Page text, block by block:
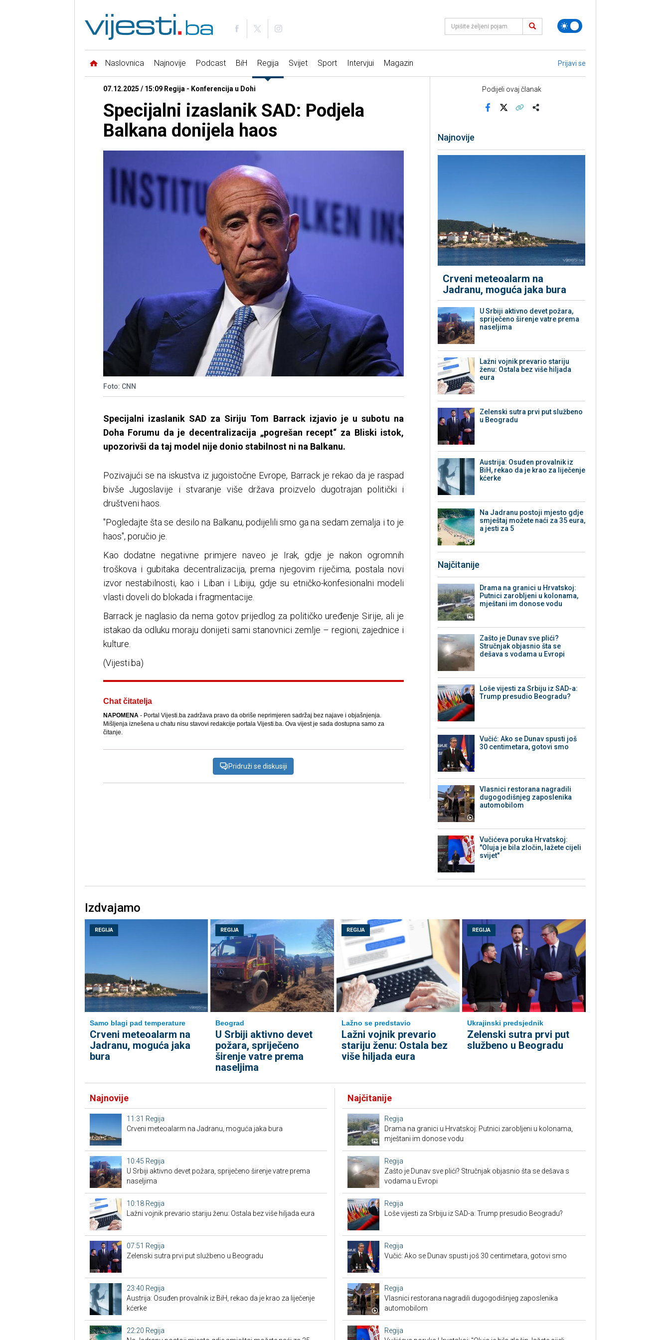
Naslovnica Najnovije Podcast BiH Regija Svijet Sport Intervjui Magazin Prijavi se
07.12.2025 / 15:09 Regija - Konferencija u Dohi
Specijalni izaslanik SAD: Podjela
Balkana donijela haos
Foto: CNN
Specijalni izaslanik SAD za Siriju Tom Barrack izjavio je u subotu na
Doha Forumu da je decentralizacija „pogrešan recept“ za Bliski istok,
upozorivši da taj model nije donio stabilnost ni na Balkanu.
Pozivajući se na iskustva iz jugoistočne Evrope, Barrack je rekao da je raspad
bivše Jugoslavije i stvaranje više država proizvelo dugotrajan politički i
društveni haos.
"Pogledajte šta se desilo na Balkanu, podijelili smo ga na sedam zemalja i to je
haos", poručio je.
Kao dodatne negativne primjere naveo je Irak, gdje je nakon ogromnih
troškova i gubitaka decentralizacija, prema njegovim riječima, postala novi
izvor nestabilnosti, kao i Liban i Libiju, gdje su etničko-konfesionalni modeli
vlasti doveli do blokada i fragmentacije.
Barrack je naglasio da nema gotov prijedlog za političko uređenje Sirije, ali je
istakao da odluku moraju donijeti sami stanovnici zemlje – regioni, zajednice i
kulture.
(Vijesti.ba)
Chat čitatelja
NAPOMENA- Portal Vijesti.ba zadržava pravo da obriše neprimjeren sadržaj bez najave i objašnjenja.
Mišljenja iznešena u chatu nisu stavovi redakcije portala Vijesti.ba. Ova vijest je sada dostupna samo za
čitanje.
Pridruži se diskusiji
Podijeli ovaj članak
Najnovije
Crveni meteoalarm na
Jadranu, moguća jaka bura
U Srbiji aktivno devet požara,
spriječeno širenje vatre prema
naseljima
Lažni vojnik prevario stariju
ženu: Ostala bez više hiljada
eura
Zelenski sutra prvi put službeno
u Beogradu
Austrija: Osuđen provalnik iz
BiH, rekao da je krao za liječenje
kćerke
Na Jadranu postoji mjesto gdje
smještaj možete naći za 35 eura,
a jesti za 5
Najčitanije
Drama na granici u Hrvatskoj:
Putnici zarobljeni u kolonama,
mještani im donose vodu
Zašto je Dunav sve plići?
Stručnjak objasnio šta se
dešava s vodama u Evropi
Loše vijesti za Srbiju iz SAD-a:
Trump presudio Beogradu?
Vučić: Ako se Dunav spusti još
30 centimetara, gotovi smo
Vlasnici restorana nagradili
dugogodišnjeg zaposlenika
automobilom
Vučićeva poruka Hrvatskoj:
"Oluja je bila zločin, lažete cijeli
svijet"
Izdvajamo
REGIJA
Samo blagi pad temperature
Crveni meteoalarm na
Jadranu, moguća jaka
bura
REGIJA
Beograd
U Srbiji aktivno devet
požara, spriječeno
širenje vatre prema
naseljima
REGIJA
Lažno se predstavio
Lažni vojnik prevario
stariju ženu: Ostala bez
više hiljada eura
REGIJA
Ukrajinski predsjednik
Zelenski sutra prvi put
službeno u Beogradu
Najnovije
11:31 Regija
Crveni meteoalarm na Jadranu, moguća jaka bura
10:45 Regija
U Srbiji aktivno devet požara, spriječeno širenje vatre prema
naseljima
10:18 Regija
Lažni vojnik prevario stariju ženu: Ostala bez više hiljada eura
07:51 Regija
Zelenski sutra prvi put službeno u Beogradu
23:40 Regija
Austrija: Osuđen provalnik iz BiH, rekao da je krao za liječenje
kćerke
22:20 Regija
Najčitanije
Regija
Drama na granici u Hrvatskoj: Putnici zarobljeni u kolonama,
mještani im donose vodu
Regija
Zašto je Dunav sve plići? Stručnjak objasnio šta se dešava s
vodama u Evropi
Regija
Loše vijesti za Srbiju iz SAD-a: Trump presudio Beogradu?
Regija
Vučić: Ako se Dunav spusti još 30 centimetara, gotovi smo
Regija
Vlasnici restorana nagradili dugogodišnjeg zaposlenika
automobilom
Regija